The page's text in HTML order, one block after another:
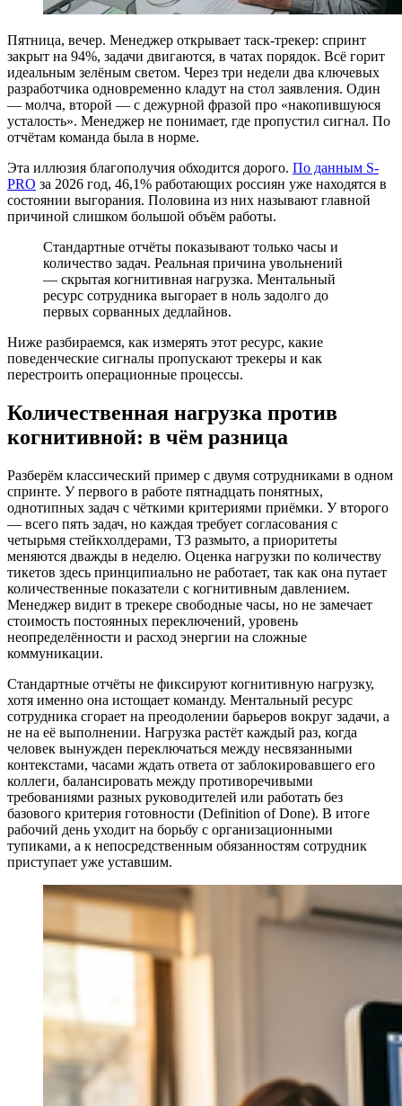
Пятница, вечер. Менеджер открывает таск-трекер: спринт
закрыт на 94%, задачи двигаются, в чатах порядок. Всё горит
идеальным зелёным светом. Через три недели два ключевых
разработчика одновременно кладут на стол заявления. Один
— молча, второй — с дежурной фразой про «накопившуюся
усталость». Менеджер не понимает, где пропустил сигнал. По
отчётам команда была в норме.
Эта иллюзия благополучия обходится дорого. По данным S-
PRO за 2026 год, 46,1% работающих россиян уже находятся в
состоянии выгорания. Половина из них называют главной
причиной слишком большой объём работы.
Стандартные отчёты показывают только часы и
количество задач. Реальная причина увольнений
— скрытая когнитивная нагрузка. Ментальный
ресурс сотрудника выгорает в ноль задолго до
первых сорванных дедлайнов.
Ниже разбираемся, как измерять этот ресурс, какие
поведенческие сигналы пропускают трекеры и как
перестроить операционные процессы.
Количественная нагрузка против
когнитивной: в чём разница
Разберём классический пример с двумя сотрудниками в одном
спринте. У первого в работе пятнадцать понятных,
однотипных задач с чёткими критериями приёмки. У второго
— всего пять задач, но каждая требует согласования с
четырьмя стейкхолдерами, ТЗ размыто, а приоритеты
меняются дважды в неделю. Оценка нагрузки по количеству
тикетов здесь принципиально не работает, так как она путает
количественные показатели с когнитивным давлением.
Менеджер видит в трекере свободные часы, но не замечает
стоимость постоянных переключений, уровень
неопределённости и расход энергии на сложные
коммуникации.
Стандартные отчёты не фиксируют когнитивную нагрузку,
хотя именно она истощает команду. Ментальный ресурс
сотрудника сгорает на преодолении барьеров вокруг задачи, а
не на её выполнении. Нагрузка растёт каждый раз, когда
человек вынужден переключаться между несвязанными
контекстами, часами ждать ответа от заблокировавшего его
коллеги, балансировать между противоречивыми
требованиями разных руководителей или работать без
базового критерия готовности (Definition of Done). В итоге
рабочий день уходит на борьбу с организационными
тупиками, а к непосредственным обязанностям сотрудник
приступает уже уставшим.